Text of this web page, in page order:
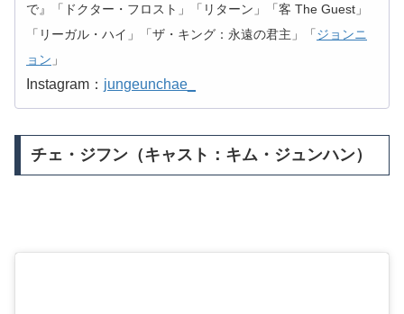
で』「ドクター・フロスト」「リターン」「客 The Guest」
「リーガル・ハイ」「ザ・キング：永遠の君主」「ジョンニ
ョン 」
Instagram： jungeunchae_
チェ・ジフン（キャスト：キム・ジュンハン）